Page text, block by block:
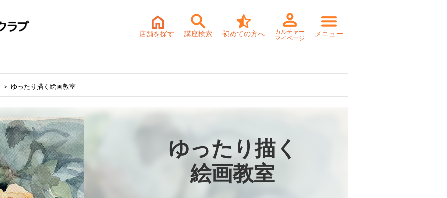
店舗を探す 講座検索 初めての方へ
カルチャー
マイページ
メニュー
＞ ゆったり描く絵画教室
ゆったり描く
絵画教室